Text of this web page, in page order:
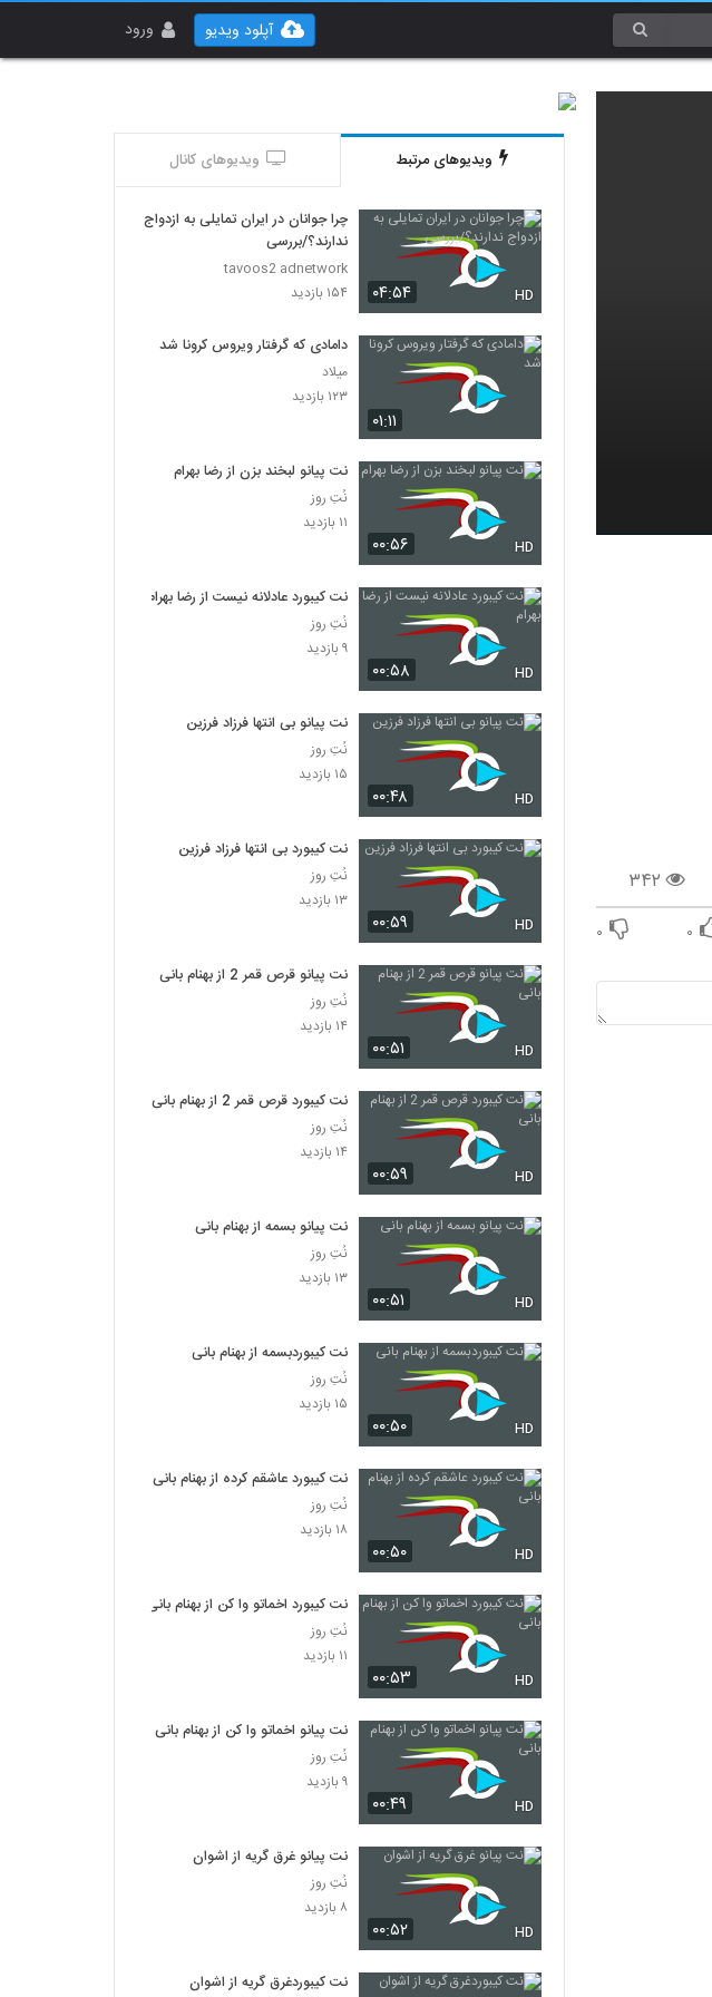
ورود آپلود ویدیو
۳۴۲
۰ ۰
ویدیوهای مرتبط ویدیوهای کانال
۰۴:۵۴ HD
چرا جوانان در ایران تمایلی به ازدواج
ندارند؟/بررسی
tavoos2 adnetwork
۱۵۴ بازدید
۰۱:۱۱
دامادی که گرفتار ویروس کرونا شد
میلاد
۱۲۳ بازدید
۰۰:۵۶ HD
نت پیانو لبخند بزن از رضا بهرام
نُتِ روز
۱۱ بازدید
۰۰:۵۸ HD
نت کیبورد عادلانه نیست از رضا بهرام
نُتِ روز
۹ بازدید
۰۰:۴۸ HD
نت پیانو بی انتها فرزاد فرزین
نُتِ روز
۱۵ بازدید
۰۰:۵۹ HD
نت کیبورد بی انتها فرزاد فرزین
نُتِ روز
۱۳ بازدید
۰۰:۵۱ HD
نت پیانو قرص قمر 2 از بهنام بانی
نُتِ روز
۱۴ بازدید
۰۰:۵۹ HD
نت کیبورد قرص قمر 2 از بهنام بانی
نُتِ روز
۱۴ بازدید
۰۰:۵۱ HD
نت پیانو بسمه از بهنام بانی
نُتِ روز
۱۳ بازدید
۰۰:۵۰ HD
نت کیبوردبسمه از بهنام بانی
نُتِ روز
۱۵ بازدید
۰۰:۵۰ HD
نت کیبورد عاشقم کرده از بهنام بانی
نُتِ روز
۱۸ بازدید
۰۰:۵۳ HD
نت کیبورد اخماتو وا کن از بهنام بانی
نُتِ روز
۱۱ بازدید
۰۰:۴۹ HD
نت پیانو اخماتو وا کن از بهنام بانی
نُتِ روز
۹ بازدید
۰۰:۵۲ HD
نت پیانو غرق گریه از اشوان
نُتِ روز
۸ بازدید
نت کیبوردغرق گریه از اشوان